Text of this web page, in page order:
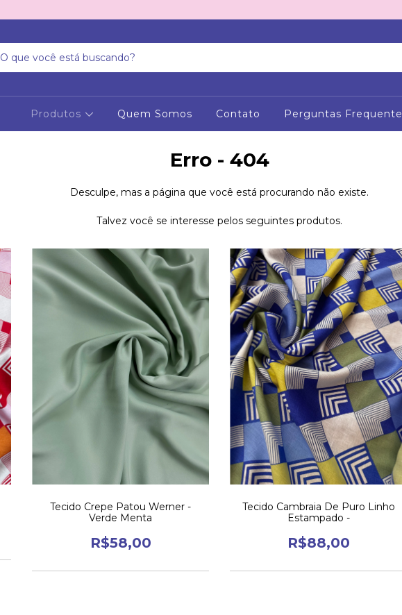
Produtos Quem Somos Contato Perguntas
Erro - 404
Desculpe, mas a página que você está procurando não existe.
Talvez você se interesse pelos seguintes produtos.
Tecido Crepe Patou Werner -
Verde Menta
R$58,00
Tecido Cambraia De Puro Linho
Estampado -
R$88,00